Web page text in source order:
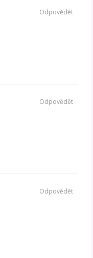
Odpovědět
Odpovědět
Odpovědět